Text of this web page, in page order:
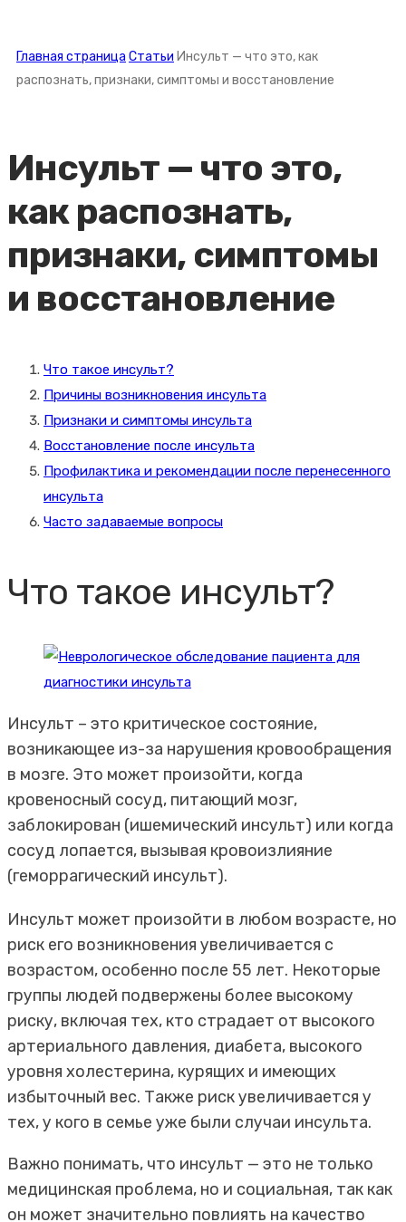
Главная страница Статьи Инсульт — что это, как
распознать, признаки, симптомы и восстановление
Инсульт — что это,
как распознать,
признаки, симптомы
и восстановление
Что такое инсульт?
Причины возникновения инсульта
Признаки и симптомы инсульта
Восстановление после инсульта
Профилактика и рекомендации после перенесенного
инсульта
Часто задаваемые вопросы
Что такое инсульт?
Инсульт – это критическое состояние,
возникающее из-за нарушения кровообращения
в мозге. Это может произойти, когда
кровеносный сосуд, питающий мозг,
заблокирован (ишемический инсульт) или когда
сосуд лопается, вызывая кровоизлияние
(геморрагический инсульт).
Инсульт может произойти в любом возрасте, но
риск его возникновения увеличивается с
возрастом, особенно после 55 лет. Некоторые
группы людей подвержены более высокому
риску, включая тех, кто страдает от высокого
артериального давления, диабета, высокого
уровня холестерина, курящих и имеющих
избыточный вес. Также риск увеличивается у
тех, у кого в семье уже были случаи инсульта.
Важно понимать, что инсульт — это не только
медицинская проблема, но и социальная, так как
он может значительно повлиять на качество